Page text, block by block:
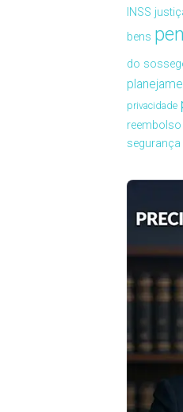
INSS
bens
do
privacidade
reembolso
segurança